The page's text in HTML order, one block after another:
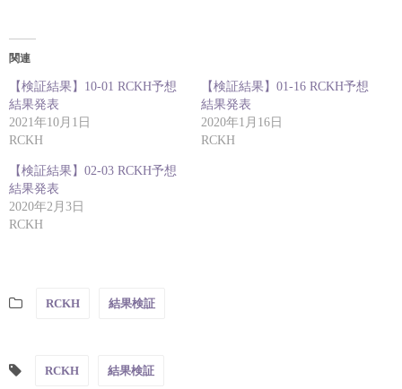
関連
【検証結果】10-01 RCKH予想
結果発表
2021年10月1日
RCKH
【検証結果】01-16 RCKH予想
結果発表
2020年1月16日
RCKH
【検証結果】02-03 RCKH予想
結果発表
2020年2月3日
RCKH
RCKH 結果検証
RCKH 結果検証